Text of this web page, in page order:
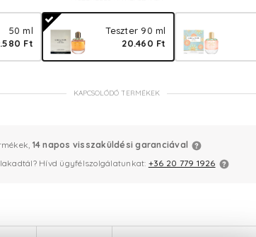
50 ml
Ft
Teszter 90 ml
20.460 Ft
KAPCSOLÓDÓ TERMÉKEK
14 napos visszaküldési garanciával
Hívd ügyfélszolgálatunkat: +36 20 779 1926